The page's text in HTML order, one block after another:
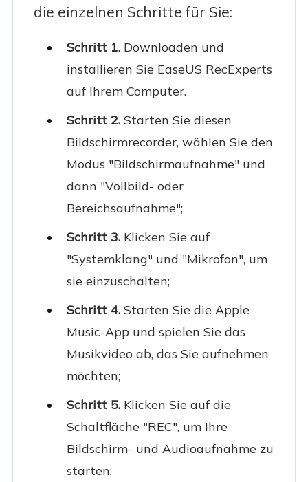
die einzelnen Schritte für Sie:
Schritt 1. Downloaden und
installieren Sie EaseUS RecExperts
auf Ihrem Computer.
Schritt 2. Starten Sie diesen
Bildschirmrecorder, wählen Sie den
Modus "Bildschirmaufnahme" und
dann "Vollbild- oder
Bereichsaufnahme";
Schritt 3.Klicken Sie auf
"Systemklang" und "Mikrofon", um
sie einzuschalten;
Schritt 4.Starten Sie die Apple
Music-App und spielen Sie das
Musikvideo ab, das Sie aufnehmen
möchten;
Schritt 5. Klicken Sie auf die
Schaltfläche "REC", um Ihre
Bildschirm- und Audioaufnahme zu
starten;